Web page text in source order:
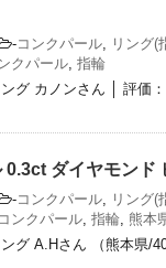
-コンクパール, リング(
クパール, 指輪
ング カノンさん │ 評
0.3ct ダイヤモンド
-コンクパール, リング(
コンクパール, 指輪, 熊本
ング A.Hさん （熊本